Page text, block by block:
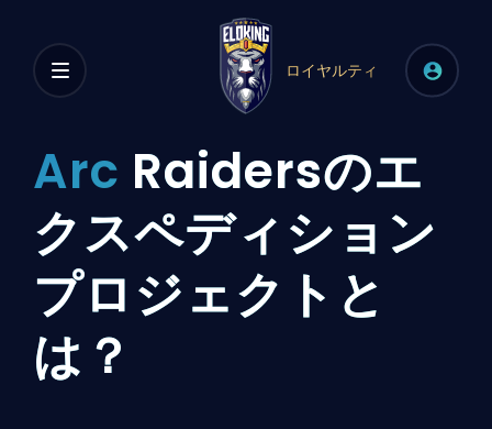
ロイヤルティ
Arc Raidersのエ
クスペディション
プロジェクトと
は？